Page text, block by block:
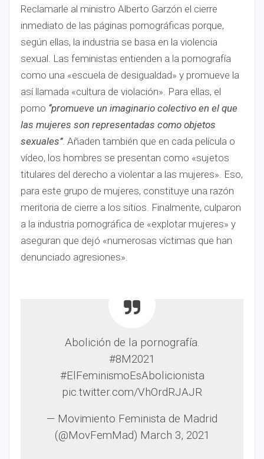
Reclamarle al ministro Alberto Garzón el cierre
inmediato de las páginas pornográficas porque,
según ellas, la industria se basa en la violencia
sexual. Las feministas entienden a la pornografía
como una «escuela de desigualdad» y promueve la
así llamada «cultura de violación». Para ellas, el
porno ‘‘promueve un imaginario colectivo en el que
las mujeres son representadas como objetos
sexuales’’. Añaden también que en cada película o
vídeo, los hombres se presentan como «sujetos
titulares del derecho a violentar a las mujeres». Eso,
para este grupo de mujeres, constituye una razón
meritoria de cierre a los sitios. Finalmente, culparon
a la industria pornográfica de «explotar mujeres» y
aseguran que dejó «numerosas víctimas que han
denunciado agresiones».
Abolición de la pornografía.
#8M2021
#ElFeminismoEsAbolicionista
pic.twitter.com/VhOrdRJAJR
— Movimiento Feminista de Madrid
(@MovFemMad) March 3, 2021